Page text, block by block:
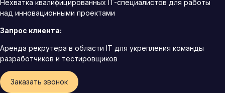
Нехватка квалифицированных IT-специалистов для работы
над инновационными проектами
Запрос клиента:
Аренда рекрутера в области IT для укрепления команды
разработчиков и тестировщиков
Заказать звонок